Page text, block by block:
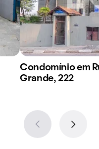
Condomínio em
Grande, 222